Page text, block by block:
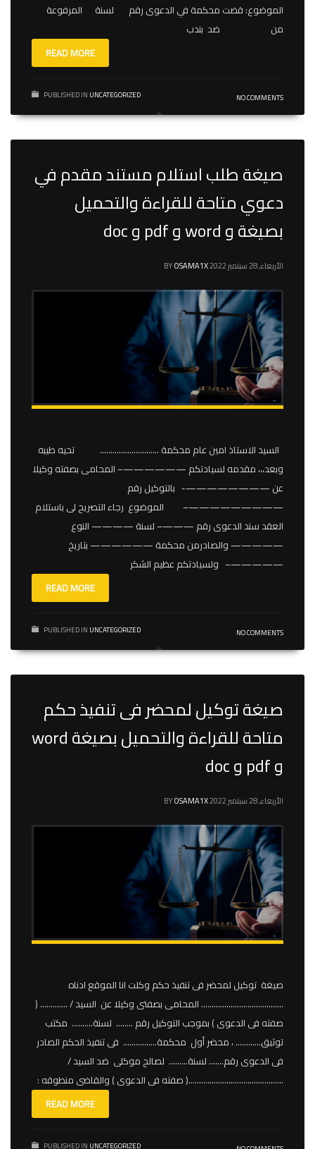
الموضوع: قضت محكمة في الدعوى رقم لسنة المرفوعة
من ضد بندب
READ MORE
PUBLISHED IN UNCATEGORIZED NO COMMENTS
صيغة طلب استلام مستند مقدم في
دعوي متاحة للقراءة والتحميل
بصيغة و word و pdf و doc
الأربعاء, 28 سبتمبر 2022 BYOSAMA1X
السيد الاستاذ امين عام محكمة ………………………. تحيه طيبه
وبعد،،، مقدمه لسيادتكم ——————– المحامى بصفته وكيلا
عن ————————- بالتوكيل رقم
—————————– الموضوع رجاء التصريح لى باستلام
العقد سند الدعوى رقم ———– لسنة ———— النوع
————— والصادرمن محكمة —————— بتاريخ
—————– ولسيادتكم عظيم الشكر
READ MORE
PUBLISHED IN UNCATEGORIZED NO COMMENTS
صيغة توكيل لمحضر فى تنفيذ حكم
متاحة للقراءة والتحميل بصيغة word
و pdf و doc
الأربعاء, 28 سبتمبر 2022 BYOSAMA1X
صيغة توكيل لمحضر فى تنفيذ حكم وكلت انا الموقع ادناه
………………………………… المحامى بصفتى وكيلا عن السيد / …………. (
صفته فى الدعوى ) بموجب التوكيل رقم …….. لسنة………. مكتب
توثيق………… ، محضر أول محكمة……………. فى تنفيذ الحكم الصادر
فى الدعوى رقم……. لسنة……… لصالح موكلى ضد السيد /
………………………………………( صفته فى الدعوى ) والقاضى منطوقه :
READ MORE
PUBLISHED IN UNCATEGORIZED